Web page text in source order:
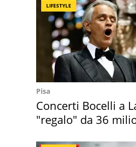
LIFESTYLE
Pisa
Concerti Bocelli a
"regalo" da 36